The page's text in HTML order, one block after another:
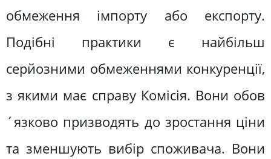
обмеження імпорту або експорту.
Подібні практики є найбільш
серйозними обмеженнями конкуренції,
з якими має справу Комісія. Вони обов
´язково призводять до зростання ціни
та зменшують вибір споживача. Вони